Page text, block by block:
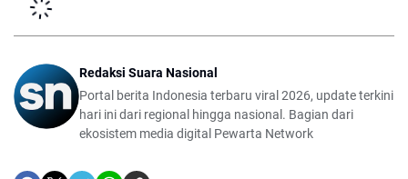
Redaksi Suara Nasional
Portal berita Indonesia terbaru viral 2026, update terkini
hari ini dari regional hingga nasional. Bagian dari
ekosistem media digital Pewarta Network